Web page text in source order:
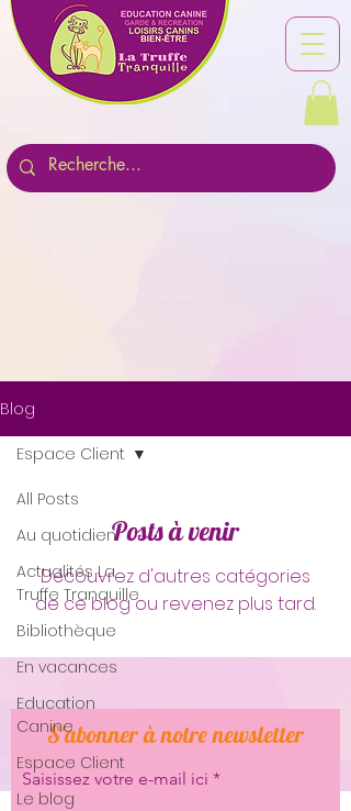
Blog
All Posts
Au quotidien
Actualités La
Truffe Tranquille
Bibliothèque
En vacances
Education
Canine
Espace Client
Le blog
Espace Client
Posts à venir
Découvrez d'autres catégories
de ce blog ou revenez plus tard.
S'abonner à notre newsletter
Saisissez votre e-mail ici